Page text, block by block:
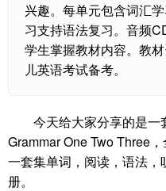
兴趣。每单元包含词汇
习支持语法复习。音频
学生掌握教材内容。教
儿英语考试备考。
今天给大家分享的是
Grammar One Two Three
一套集单词，阅读，语法
册。